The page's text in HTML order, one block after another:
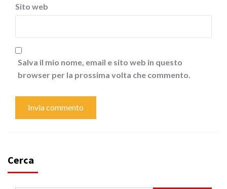
Sito web
Salva il mio nome, email e sito web in questo
browser per la prossima volta che commento.
Cerca